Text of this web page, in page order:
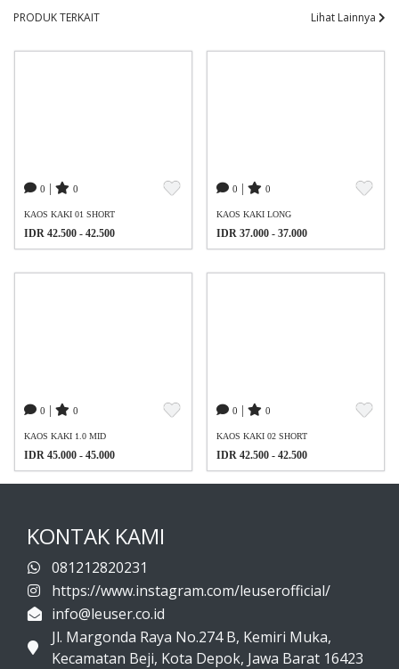
PRODUK TERKAIT Lihat Lainnya
0 0
KAOS KAKI 01 SHORT
IDR 42.500 - 42.500
0 0
KAOS KAKI LONG
IDR 37.000 - 37.000
0 0
KAOS KAKI 1.0 MID
IDR 45.000 - 45.000
0 0
KAOS KAKI 02 SHORT
IDR 42.500 - 42.500
KONTAK KAMI
081212820231
https://www.instagram.com/leuserofficial/
info@leuser.co.id
Jl. Margonda Raya No.274 B, Kemiri Muka,
Kecamatan Beji, Kota Depok, Jawa Barat 16423